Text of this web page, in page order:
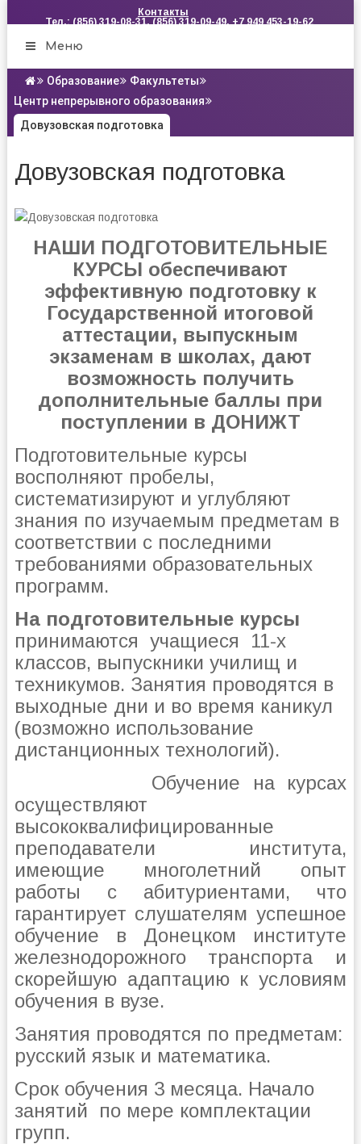
Контакты
Тел.: (856) 319-08-31, (856) 319-09-49, +7 949 453-19-62
Меню
Образование
Факультеты
Центр непрерывного образования
Довузовская подготовка
Довузовская подготовка
НАШИ ПОДГОТОВИТЕЛЬНЫЕ
КУРСЫ обеспечивают
эффективную подготовку к
Государственной итоговой
аттестации, выпускным
экзаменам в школах, дают
возможность получить
дополнительные баллы при
поступлении в ДОНИЖТ
Подготовительные курсы
восполняют пробелы,
систематизируют и углубляют
знания по изучаемым предметам в
соответствии с последними
требованиями образовательных
программ.
На подготовительные курсы
принимаются учащиеся 11-х
классов, выпускники училищ и
техникумов. Занятия проводятся в
выходные дни и во время каникул
(возможно использование
дистанционных технологий).
Обучение на курсах
осуществляют
высококвалифицированные
преподаватели института,
имеющие многолетний опыт
работы с абитуриентами, что
гарантирует слушателям успешное
обучение в Донецком институте
железнодорожного транспорта и
скорейшую адаптацию к условиям
обучения в вузе.
Занятия проводятся по предметам:
русский язык и математика.
Срок обучения 3 месяца. Начало
занятий по мере комплектации
групп.